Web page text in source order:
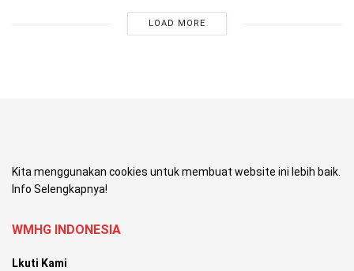
LOAD MORE
Kita menggunakan cookies untuk membuat website ini lebih baik.
Info Selengkapnya!
WMHG INDONESIA
Lkuti Kami